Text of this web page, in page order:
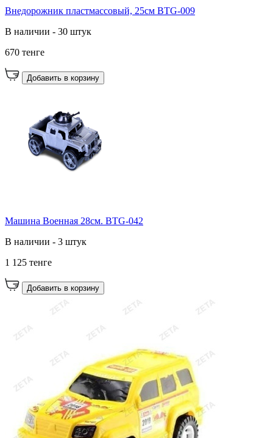
Внедорожник пластмассовый, 25см BTG-009
В наличии - 30 штук
670 тенге
Добавить в корзину
Машина Военная 28см. BTG-042
В наличии - 3 штук
1 125 тенге
Добавить в корзину